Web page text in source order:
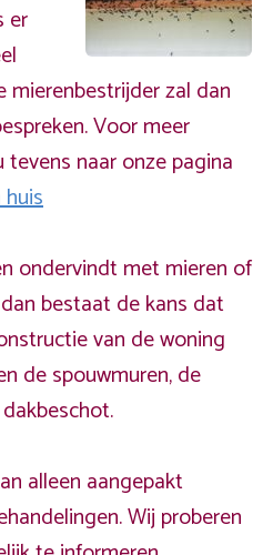
er
mierenbestrijder zal dan
Voor meer
naar onze pagina
ondervindt met mieren of
bestaat de kans dat
van de woning
de spouwmuren, de
alleen aangepakt
Wij proberen